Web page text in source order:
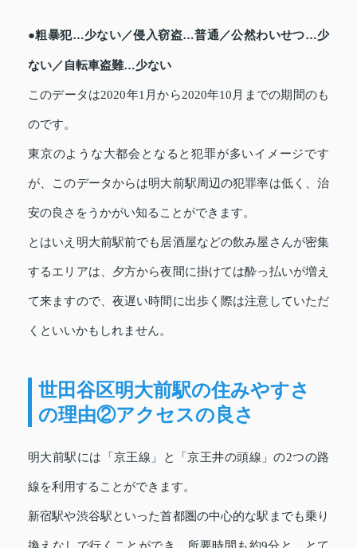
●粗暴犯…少ない／侵入窃盗…普通／公然わいせつ…少
ない／自転車盗難…少ない
このデータは2020年1月から2020年10月までの期間のも
のです。
東京のような大都会となると犯罪が多いイメージです
が、このデータからは明大前駅周辺の犯罪率は低く、治
安の良さをうかがい知ることができます。
とはいえ明大前駅前でも居酒屋などの飲み屋さんが密集
するエリアは、夕方から夜間に掛けては酔っ払いが増え
て来ますので、夜遅い時間に出歩く際は注意していただ
くといいかもしれません。
世田谷区明大前駅の住みやすさ
の理由②アクセスの良さ
明大前駅には「京王線」と「京王井の頭線」の2つの路
線を利用することができます。
新宿駅や渋谷駅といった首都圏の中心的な駅までも乗り